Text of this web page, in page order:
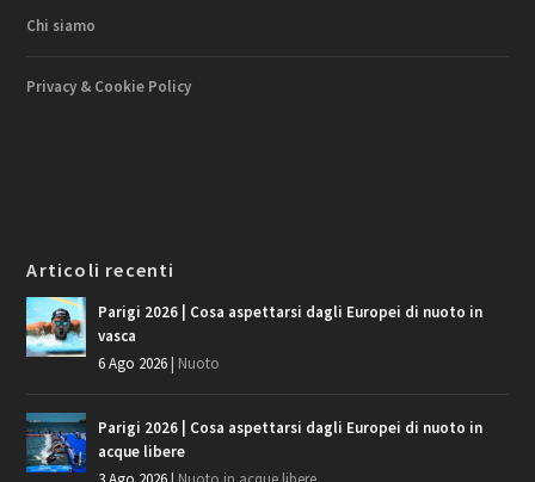
Chi siamo
Privacy & Cookie Policy
Articoli recenti
Parigi 2026 | Cosa aspettarsi dagli Europei di nuoto in
vasca
6 Ago 2026 Nuoto
Parigi 2026 | Cosa aspettarsi dagli Europei di nuoto in
acque libere